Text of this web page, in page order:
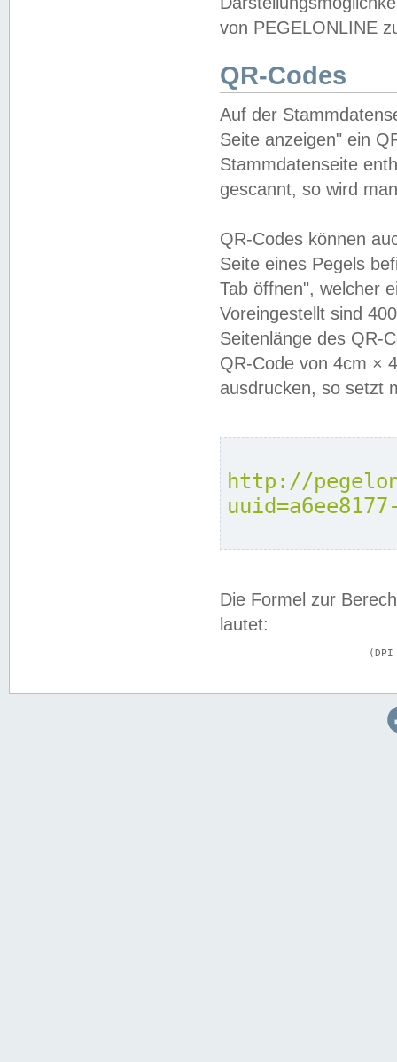
von PEGELONLINE
QR-Codes
Auf der
Seite anzeigen" ein
Stammdatenseite
gescannt, so wird
QR-Codes können
Seite eines Pegels
Tab öffnen", welcher
Voreingestellt sind
Seitenlänge des QR-
QR-Code von 4cm ×
ausdrucken, so setzt
http://
Die Formel zur
lautet: